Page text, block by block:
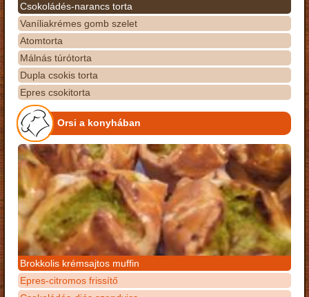
Csokoládés-narancs torta
Vaníliakrémes gomb szelet
Atomtorta
Málnás túrótorta
Dupla csokis torta
Epres csokitorta
Orsi a konyhában
Brokkolis krémsajtos muffin
Epres-citromos frissítő